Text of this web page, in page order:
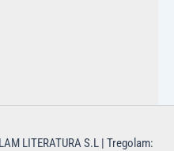
LITERATURA S.L | Tregolam: